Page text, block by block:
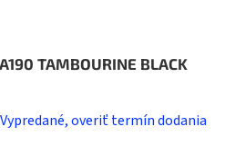
TAMBOURINE BLACK
Vypredané, overiť termín dodania